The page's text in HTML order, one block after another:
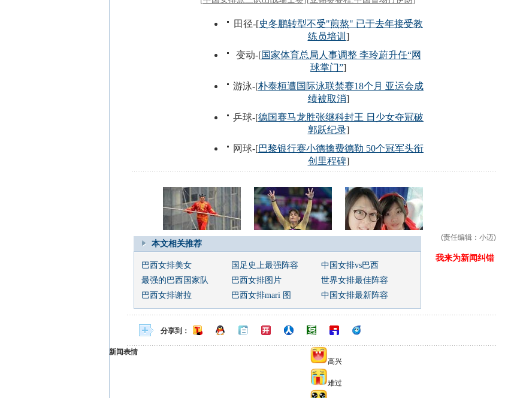
本文相关推荐
巴西女排美女 国足史上最强阵容
中国女排vs巴西
最强的巴西国家队
巴西女排图片
世界女排最佳阵容
巴西女排谢拉
巴西女排mari 图 中国女排最新阵容
(责任编辑：小迈)
我来为新闻纠错
分享到：
新闻表情
高兴
难过